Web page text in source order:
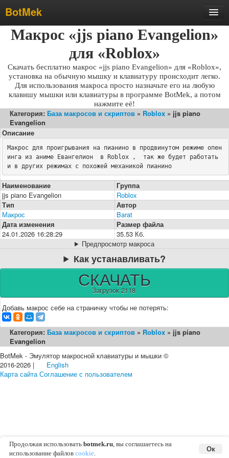
BotMek
Скачать
Обновления
Инструкция
Статьи
Бесплатные макросы
Тарифы
Отзывы
Поддержка
Форум
Макрос «jjs piano Evangelion»
для «Roblox»
Скачать бесплатно макрос «jjs piano Evangelion» для «Roblox»,
установка на обычную мышку и клавиатуру происходит легко.
Для использования макроса просто назначьте его на любую
клавишу мышки или клавиатуры в программе BotMek, а потом
нажмите её!
Категория: База макросов и скриптов » Roblox » jjs piano
Evangelion
Описание
Макрос для проигрывания на пианино в продвинутом режиме опен
инга из аниме Евангелион  в Roblox ,  так же будет работать
и в других режимах с похожей механикой пианино
Наименование
Группа
jjs piano Evangelion
Roblox
Тип
Автор
Макрос
Barat
Дата изменения
Размер файла
24.01.2026 16:28:29
35.53 Кб.
Предпросмотр макроса
Как устанавливать?
СКАЧАТЬ
Загрузок 2118
Добавь макрос себе на страничку чтобы не потерять:
Категория: База макросов и скриптов » Roblox » jjs piano
Evangelion
BotMek - Эмулятор макросной клавиатуры и мышки ©
2016-2026 |
English
Карта сайта Соглашение с пользователем